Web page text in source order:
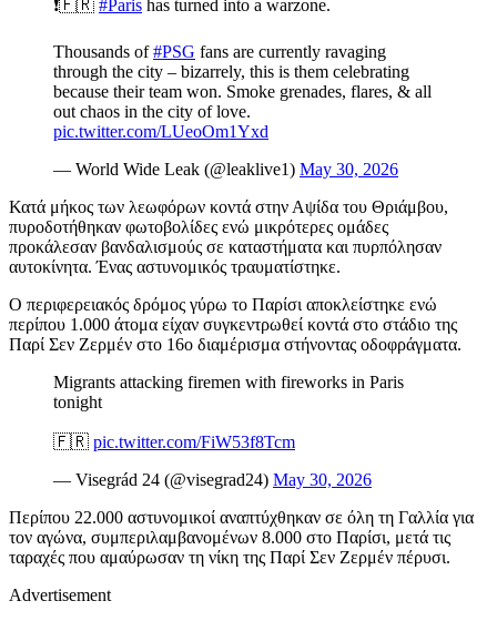
❗️🇫🇷 #Paris has turned into a warzone.
Thousands of#PSG fans are currently ravaging
through the city – bizarrely, this is them celebrating
because their team won. Smoke grenades, flares, & all
out chaos in the city of love.
pic.twitter.com/LUeoOm1Yxd
— World Wide Leak (@leaklive1) May 30, 2026
Κατά μήκος των λεωφόρων κοντά στην Αψίδα του Θριάμβου,
πυροδοτήθηκαν φωτοβολίδες ενώ μικρότερες ομάδες
προκάλεσαν βανδαλισμούς σε καταστήματα και πυρπόλησαν
αυτοκίνητα. Ένας αστυνομικός τραυματίστηκε.
Ο περιφερειακός δρόμος γύρω το Παρίσι αποκλείστηκε ενώ
περίπου 1.000 άτομα είχαν συγκεντρωθεί κοντά στο στάδιο της
Παρί Σεν Ζερμέν στο 16ο διαμέρισμα στήνοντας οδοφράγματα.
Migrants attacking firemen with fireworks in Paris
tonight
🇫🇷 pic.twitter.com/FiW53f8Tcm
— Visegrád 24 (@visegrad24) May 30, 2026
Περίπου 22.000 αστυνομικοί αναπτύχθηκαν σε όλη τη Γαλλία για
τον αγώνα, συμπεριλαμβανομένων 8.000 στο Παρίσι, μετά τις
ταραχές που αμαύρωσαν τη νίκη της Παρί Σεν Ζερμέν πέρυσι.
Advertisement